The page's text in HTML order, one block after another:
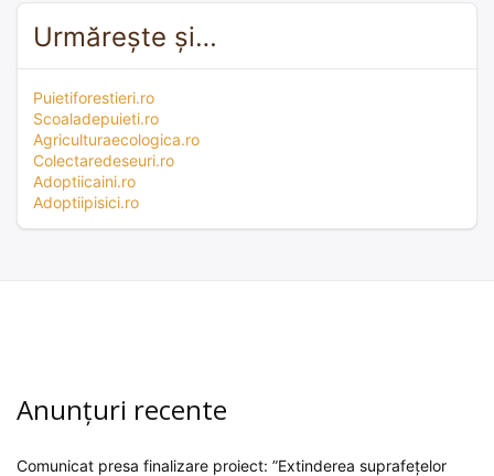
Urmărește și…
Puietiforestieri.ro
Scoaladepuieti.ro
Agriculturaecologica.ro
Colectaredeseuri.ro
Adoptiicaini.ro
Adoptiipisici.ro
Anunțuri recente
Comunicat presa finalizare proiect: ”Extinderea suprafețelor